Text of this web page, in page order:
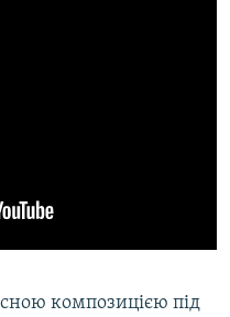
композицією під